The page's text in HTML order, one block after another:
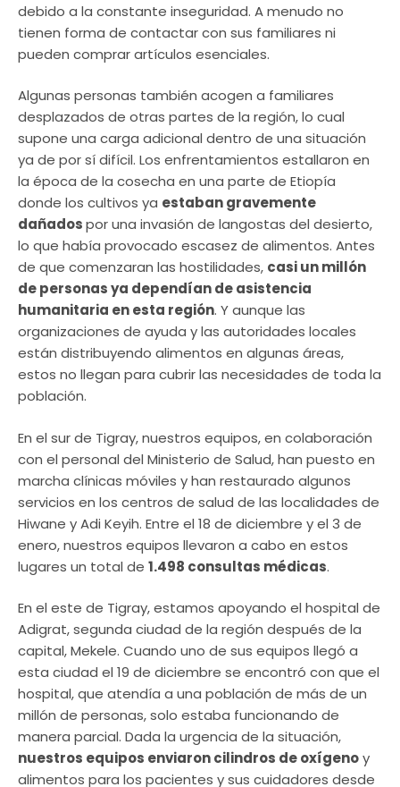
debido a la constante inseguridad. A menudo no
tienen forma de contactar con sus familiares ni
pueden comprar artículos esenciales.
Algunas personas también acogen a familiares
desplazados de otras partes de la región, lo cual
supone una carga adicional dentro de una situación
ya de por sí difícil. Los enfrentamientos estallaron en
la época de la cosecha en una parte de Etiopía
donde los cultivos ya estaban gravemente
dañadospor una invasión de langostas del desierto,
lo que había provocado escasez de alimentos. Antes
de que comenzaran las hostilidades, casi un millón
de personas ya dependían de asistencia
humanitaria en esta región. Y aunque las
organizaciones de ayuda y las autoridades locales
están distribuyendo alimentos en algunas áreas,
estos no llegan para cubrir las necesidades de toda la
población.
En el sur de Tigray, nuestros equipos, en colaboración
con el personal del Ministerio de Salud, han puesto en
marcha clínicas móviles y han restaurado algunos
servicios en los centros de salud de las localidades de
Hiwane y Adi Keyih. Entre el 18 de diciembre y el 3 de
enero, nuestros equipos llevaron a cabo en estos
lugares un total de 1.498 consultas médicas.
En el este de Tigray, estamos apoyando el hospital de
Adigrat, segunda ciudad de la región después de la
capital, Mekele. Cuando uno de sus equipos llegó a
esta ciudad el 19 de diciembre se encontró con que el
hospital, que atendía a una población de más de un
millón de personas, solo estaba funcionando de
manera parcial. Dada la urgencia de la situación,
nuestros equipos enviaron cilindros de oxígenoy
alimentos para los pacientes y sus cuidadores desde